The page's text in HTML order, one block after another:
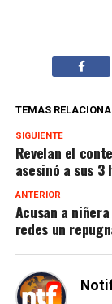
TEMAS
SIGUIENTE
Revelan el
asesinó a sus
ANTERIOR
Acusan a
redes un